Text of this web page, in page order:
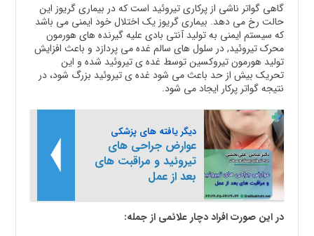
گاهی گواتر ناشی از پرکاری تیروئید است که در بیماری گریوز این
حالت رخ می دهد. بیماری گریوز یک اختلال خود ایمنی می باشد
که سیستم ایمنی به تولید آنتی بادی علیه گیرنده های هورمون
محرک تیروئید, در سلول های سالم غده می پردازد و باعث افزایش
تولید هورمون تیروکسین توسط غده ی تیروئید شده و این
تحریک بیش از حد باعث می شود غده ی تیروئید بزرگ شود، در
نتیجه گواتر پرکار ایجاد می شود.
دیگر یافته های پزشکی
عوارض جراحی های
تیروئید و مراقبت های
بعد از عمل
در این صورت افراد دچار علائمی از جمله: